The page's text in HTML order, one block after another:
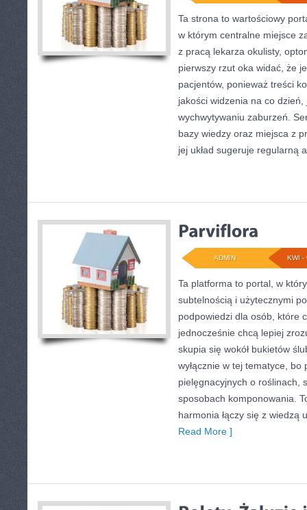
Ta strona to wartościowy
w którym centralne miejsce
z pracą lekarza okulisty,
pierwszy rzut oka widać, że
pacjentów, ponieważ treści
jakości widzenia na co
wychwytywaniu zaburzeń.
bazy wiedzy oraz miejsca z
jej układ sugeruje regularną
KWI -
ADMIN
Ta platforma to portal, w
subtelnością i użytecznymi
podpowiedzi dla osób, które
jednocześnie chcą lepiej
skupia się wokół bukietów
wyłącznie w tej tematyce,
pielęgnacyjnych o roślinach,
sposobach komponowania.
harmonia łączy się z wiedzą
Read More ]